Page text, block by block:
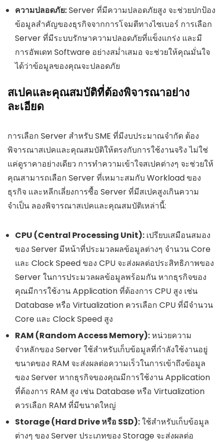
ความปลอดภัย:Server ที่มีความปลอดภัยสูง จะช่วยปกป้อง
ข้อมูลสำคัญของธุรกิจจากการโจมตีทางไซเบอร์ การเลือก
Server ที่มีระบบรักษาความปลอดภัยที่แข็งแกร่ง และมี
การอัพเดท Software อย่างสม่ำเสมอ จะช่วยให้คุณมั่นใจ
ได้ว่าข้อมูลของคุณจะปลอดภัย
สเปคและคุณสมบัติที่ต้องพิจารณาอย่าง
ละเอียด
การเลือก Server สำหรับ SME ที่มีงบประมาณจำกัด ต้อง
พิจารณาสเปคและคุณสมบัติให้ตรงกับการใช้งานจริง ไม่ใช่
แค่ดูราคาอย่างเดียว การทำความเข้าใจสเปคต่างๆ จะช่วยให้
คุณสามารถเลือก Server ที่เหมาะสมกับ Workload ของ
ธุรกิจ และหลีกเลี่ยงการซื้อ Server ที่มีสเปคสูงเกินความ
จำเป็น ลองพิจารณาสเปคและคุณสมบัติเหล่านี้:
CPU (Central Processing Unit): เปรียบเสมือนสมอง
ของ Server มีหน้าที่ประมวลผลข้อมูลต่างๆ จำนวน Core
และ Clock Speed ของ CPU จะส่งผลต่อประสิทธิภาพของ
Server ในการประมวลผลข้อมูลพร้อมกัน หากธุรกิจของ
คุณมีการใช้งาน Application ที่ต้องการ CPU สูง เช่น
Database หรือ Virtualization ควรเลือก CPU ที่มีจำนวน
Core และ Clock Speed สูง
RAM (Random Access Memory):หน่วยความ
จำหลักของ Server ใช้สำหรับเก็บข้อมูลที่กำลังใช้งานอยู่
ขนาดของ RAM จะส่งผลต่อความเร็วในการเข้าถึงข้อมูล
ของ Server หากธุรกิจของคุณมีการใช้งาน Application
ที่ต้องการ RAM สูง เช่น Database หรือ Virtualization
ควรเลือก RAM ที่มีขนาดใหญ่
Storage (Hard Drive หรือ SSD):ใช้สำหรับเก็บข้อมูล
ต่างๆ ของ Server ประเภทของ Storage จะส่งผลต่อ